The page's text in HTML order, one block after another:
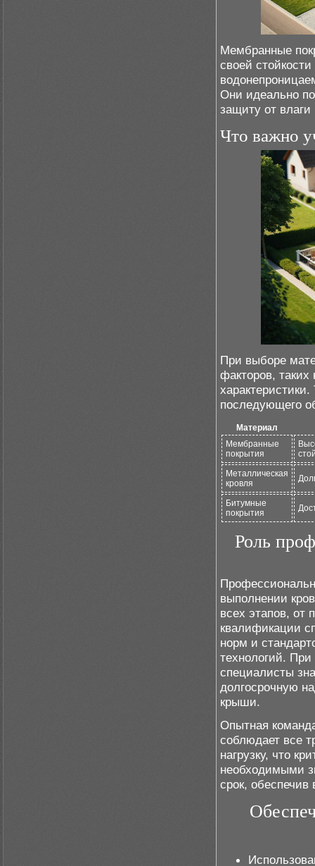
Мембранные
своей
Они идеально
защиту от
Что важно
При выборе
факторов, таких
последующего
Материал
Мембранные
покрытия
Металлическая
кровля
Битумные
покрытия
Роль
выполнении
всех этапов, от
квалификации
норм и
технологий.
специалисты
долгосрочную
крыши.
Опытная
соблюдает все
нагрузку, что
необходимыми
срок, обеспечив